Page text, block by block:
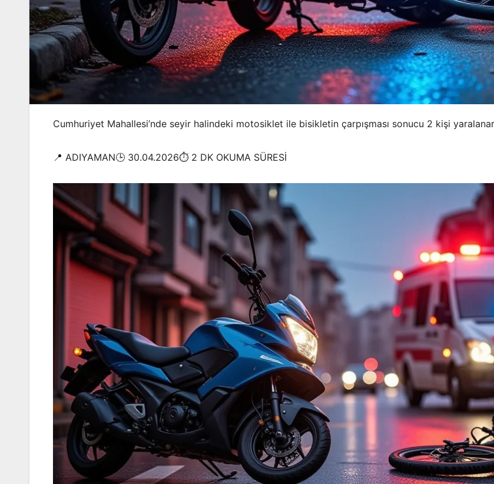
Cumhuriyet Mahallesi’nde seyir halindeki motosiklet ile bisikletin çarpışması sonucu 2 kişi
📍 ADIYAMAN🕒 30.04.2026⏱️ 2 DK OKUMA SÜRESİ